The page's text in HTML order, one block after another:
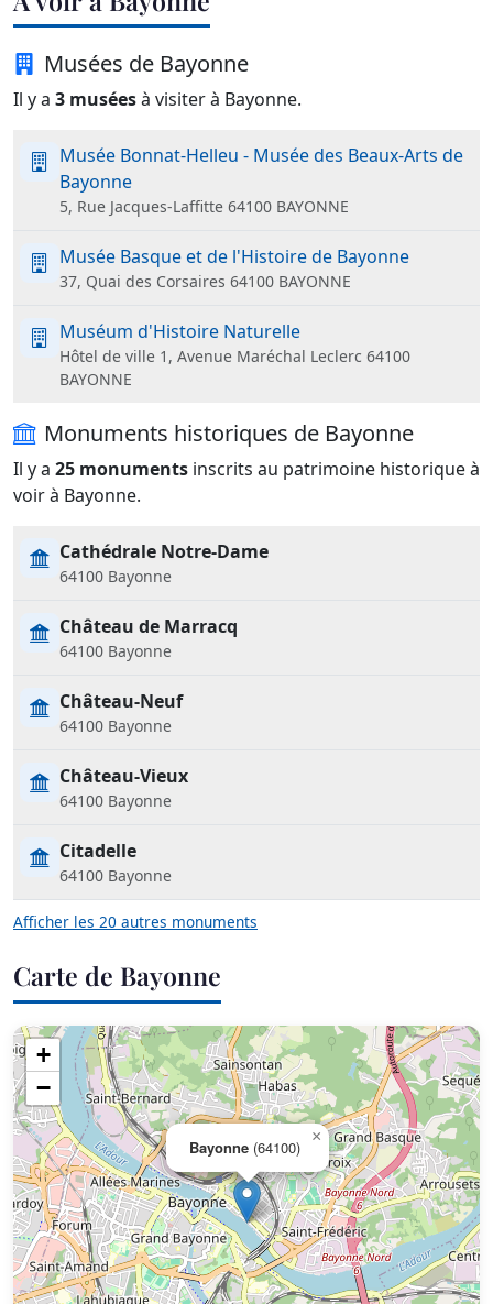
Musées de Bayonne
Il y a 3 muséesà visiter à Bayonne.
Musée Bonnat-Helleu - Musée des Beaux-Arts de
Bayonne
5, Rue Jacques-Laffitte 64100 BAYONNE
Musée Basque et de l'Histoire de Bayonne
37, Quai des Corsaires 64100 BAYONNE
Muséum d'Histoire Naturelle
Hôtel de ville 1, Avenue Maréchal Leclerc 64100
BAYONNE
Monuments historiques de Bayonne
Il y a 25 monuments inscrits au patrimoine historique à
voir à Bayonne.
Cathédrale Notre-Dame
64100 Bayonne
Château de Marracq
64100 Bayonne
Château-Neuf
64100 Bayonne
Château-Vieux
64100 Bayonne
Citadelle
64100 Bayonne
Afficher les 20 autres monuments
Carte de Bayonne
Bayonne (64100)
×
+
−